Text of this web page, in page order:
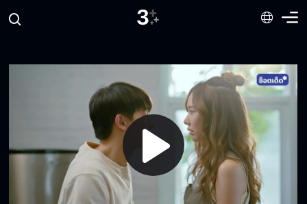
Play
Video
หัวใจเป็นหนึ่งไม่ได้ชา มีแต่ความใจดี ใจดีที่สุด
เสียใจด้วยที่ฉันเป็นเครื่องมือให้คุณเอาชนะปุริมไม่
ได้แล้ว